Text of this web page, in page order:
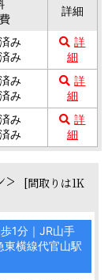
詳細
み
み
詳
細
み
み
詳
細
み
み
詳
細
>
[間取りは1K
1分｜JR山手
東横線代官山駅